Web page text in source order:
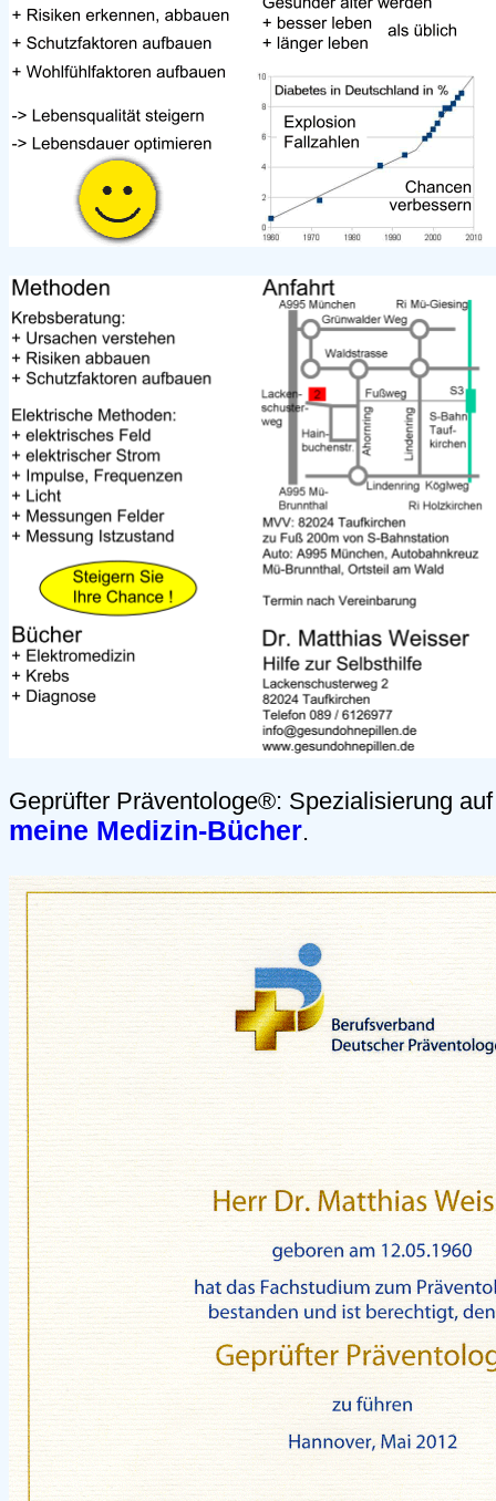
Geprüfter Präventologe®: Spezialisierung
meine Medizin-Bücher.